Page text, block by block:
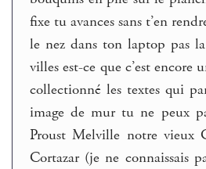
fixe tu avances sans t’en
le nez dans ton laptop pas
villes est-ce que c’est encore
collectionné les textes qui
image de mur tu ne peux
Proust Melville notre vieux
Cortazar (je ne connaissais